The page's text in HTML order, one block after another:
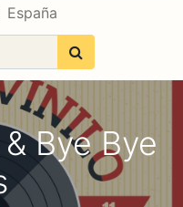
España
Bye Bye